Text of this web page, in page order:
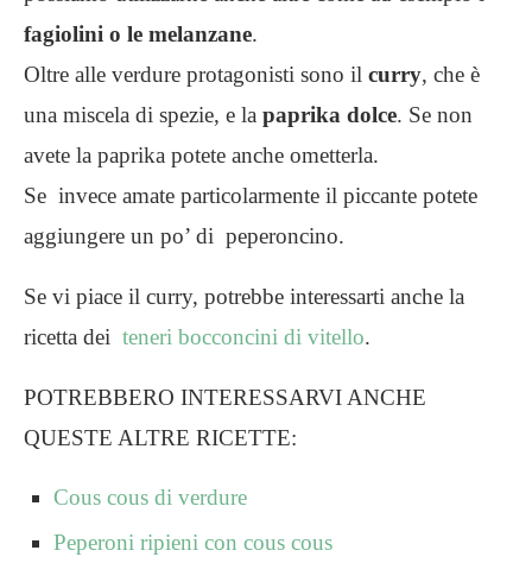
fagiolini o le melanzane.
Oltre alle verdure protagonisti sono il curry, che è
una miscela di spezie, e la paprika dolce. Se non
avete la paprika potete anche ometterla.
Se invece amate particolarmente il piccante potete
aggiungere un po’ di peperoncino.
Se vi piace il curry, potrebbe interessarti anche la
ricetta dei teneri bocconcini di vitello.
POTREBBERO INTERESSARVI ANCHE
QUESTE ALTRE RICETTE:
Cous cous di verdure
Peperoni ripieni con cous cous